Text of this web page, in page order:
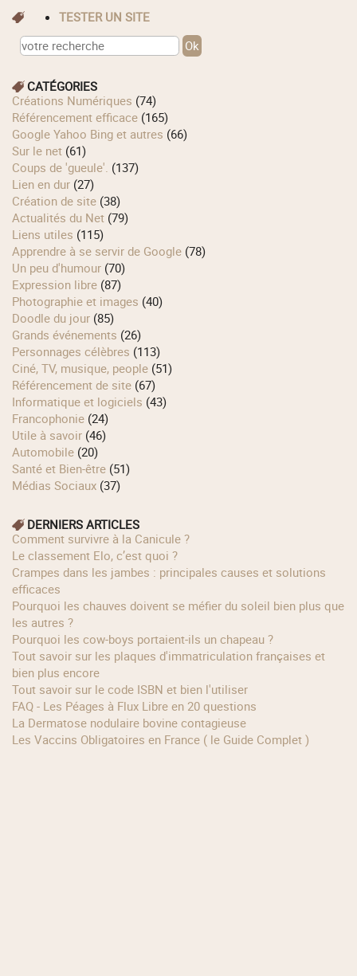
TESTER UN SITE
CATÉGORIES
Créations Numériques (74)
Référencement efficace (165)
Google Yahoo Bing et autres (66)
Sur le net (61)
Coups de 'gueule'. (137)
Lien en dur (27)
Création de site (38)
Actualités du Net (79)
Liens utiles (115)
Apprendre à se servir de Google (78)
Un peu d'humour (70)
Expression libre (87)
Photographie et images (40)
Doodle du jour (85)
Grands événements (26)
Personnages célèbres (113)
Ciné, TV, musique, people (51)
Référencement de site (67)
Informatique et logiciels (43)
Francophonie (24)
Utile à savoir (46)
Automobile (20)
Santé et Bien-être (51)
Médias Sociaux (37)
DERNIERS ARTICLES
Comment survivre à la Canicule ?
Le classement Elo, c’est quoi ?
Crampes dans les jambes : principales causes et solutions
efficaces
Pourquoi les chauves doivent se méfier du soleil bien plus que
les autres ?
Pourquoi les cow‑boys portaient‑ils un chapeau ?
Tout savoir sur les plaques d'immatriculation françaises et
bien plus encore
Tout savoir sur le code ISBN et bien l'utiliser
FAQ - Les Péages à Flux Libre en 20 questions
La Dermatose nodulaire bovine contagieuse
Les Vaccins Obligatoires en France ( le Guide Complet )